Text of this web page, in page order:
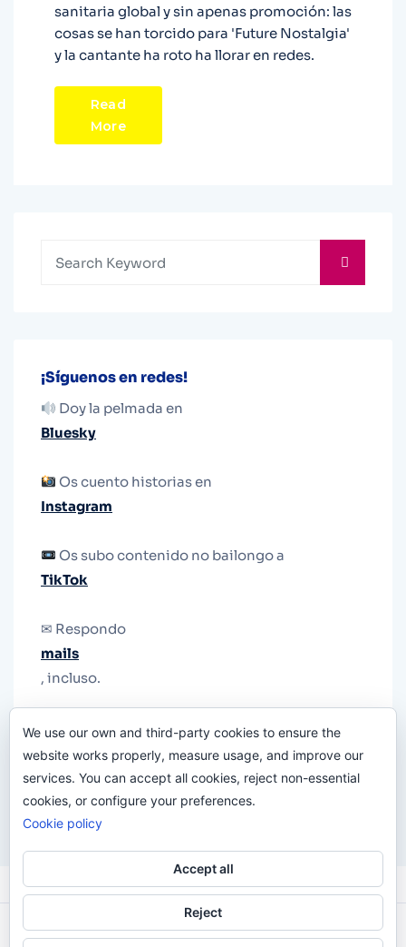
sanitaria global y sin apenas promoción: las
cosas se han torcido para 'Future Nostalgia'
y la cantante ha roto ha llorar en redes.
Read
More
¡Síguenos en redes!
Doy la pelmada en
Bluesky
Os cuento historias en
Instagram
Os subo contenido no bailongo a
TikTok
✉ Respondo
mails
, incluso.
le quiten el teléfono.
Odi O'Malley © 2016-2025. Todos Los Derechos
We use our own and third-party cookies to ensure the
website works properly, measure usage, and improve our
services. You can accept all cookies, reject non-essential
cookies, or configure your preferences.
Cookie policy
Accept all
Reject